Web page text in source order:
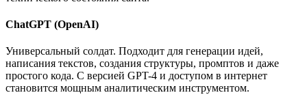
ChatGPT (OpenAI)
Универсальный солдат. Подходит для генерации идей,
написания текстов, создания структуры, промптов и даже
простого кода. С версией GPT-4 и доступом в интернет
становится мощным аналитическим инструментом.